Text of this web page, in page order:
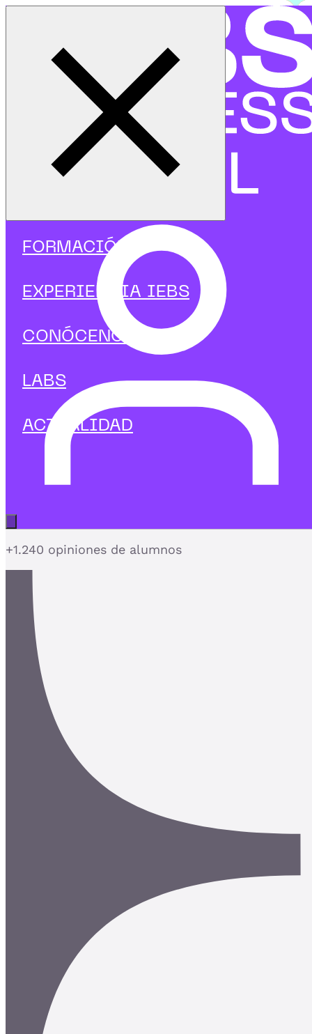
FORMACIÓN
EXPERIENCIA IEBS
CONÓCENOS
LABS
ACTUALIDAD
Inicio
Programas
Programas focalizados
Finanzas
Curso en Gestión económica
Curso en Gestión económica
Aplica las normas NIIF y presenta información
financiera con estándares globales
+1.240 opiniones de alumnos